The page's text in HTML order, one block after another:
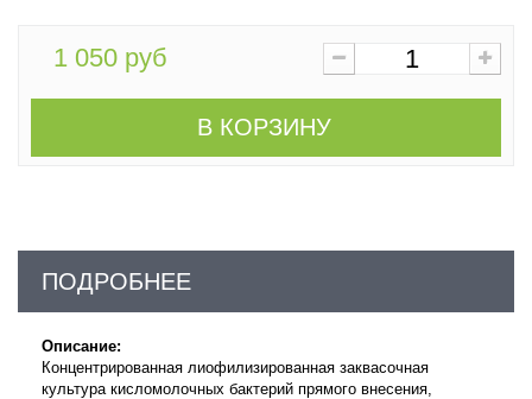
1 050 руб
В КОРЗИНУ
ПОДРОБНЕЕ
Описание:
Концентрированная лиофилизированная заквасочная
культура кисломолочных бактерий прямого внесения,